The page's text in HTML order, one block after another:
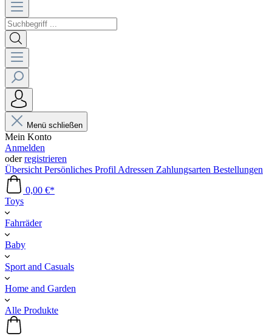
Menü schließen
Mein Konto
Anmelden
oderregistrieren
Übersicht Persönliches Profil Adressen Zahlungsarten Bestellungen
0,00 €*
Toys
Fahrräder
Baby
Sport and Casuals
Home and Garden
Alle Produkte